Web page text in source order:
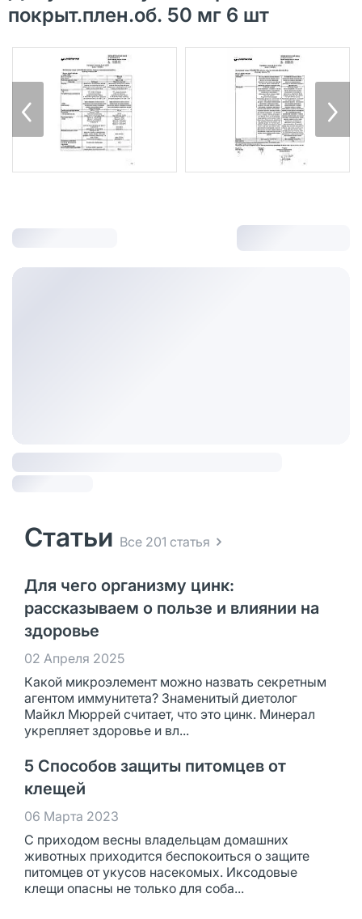
покрыт.плен.об. 50 мг 6 шт
Статьи Все 201 статья
Для чего организму цинк:
рассказываем о пользе и влиянии на
здоровье
02 Апреля 2025
Какой микроэлемент можно назвать секретным
агентом иммунитета? Знаменитый диетолог
Майкл Мюррей считает, что это цинк. Минерал
укрепляет здоровье и вл...
5 Способов защиты питомцев от
клещей
06 Марта 2023
С приходом весны владельцам домашних
животных приходится беспокоиться о защите
питомцев от укусов насекомых. Иксодовые
клещи опасны не только для соба...